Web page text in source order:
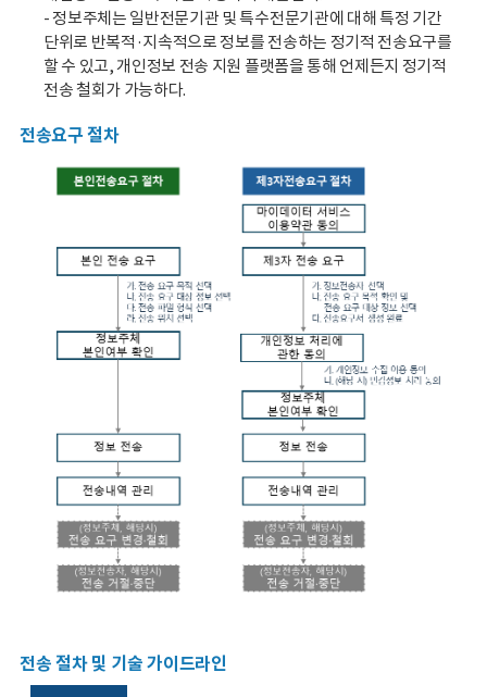
- 정보주체는 일반전문기관 및 특수전문기관에 대해 특정 기간
단위로 반복적·지속적으로 정보를 전송하는 정기적 전송요구를
할 수 있고, 개인정보 전송 지원 플랫폼을 통해 언제든지 정기적
전송 철회가 가능하다.
전송요구 절차
전송 절차 및 기술 가이드라인